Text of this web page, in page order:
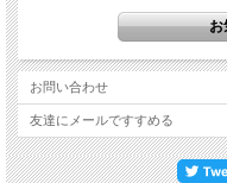
お問い合わせ
友達にメールですすめる